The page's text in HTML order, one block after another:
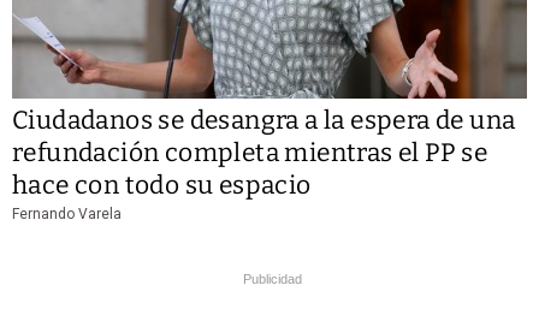
Ciudadanos se desangra a la espera de una
refundación completa mientras el PP se
hace con todo su espacio
Fernando Varela
Publicidad